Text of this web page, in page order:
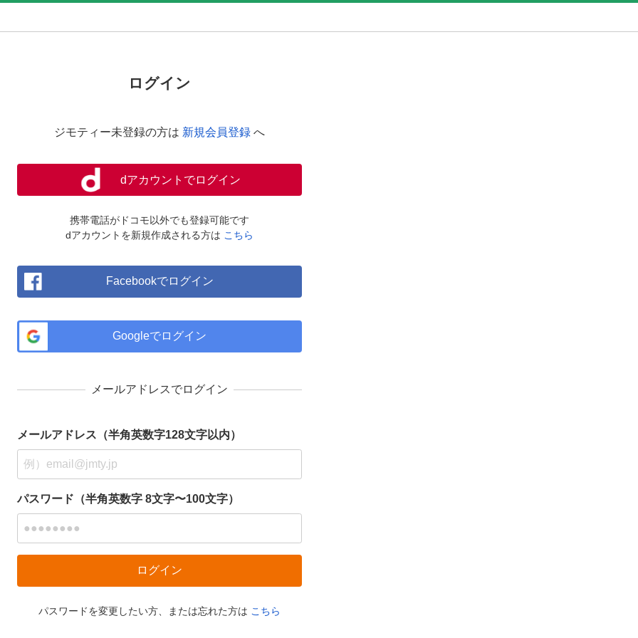
ログイン
ジモティー未登録の方は 新規会員登録 へ
dアカウントでログイン
携帯電話がドコモ以外でも登録可能です
dアカウントを新規作成される方は こちら
Facebookでログイン
Googleでログイン
メールアドレスでログイン
メールアドレス（半角英数字128文字以内）
パスワード（半角英数字 8文字〜100文字）
パスワードを変更したい方、または忘れた方は こちら